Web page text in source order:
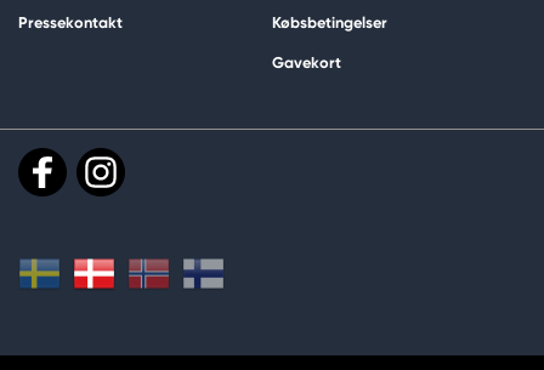
Pressekontakt Købsbetingelser
Gavekort